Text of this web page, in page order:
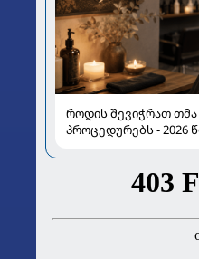
როდის შევიჭრათ
პროცედურებს - 2026